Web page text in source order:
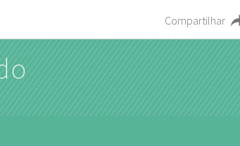
Compartilhar